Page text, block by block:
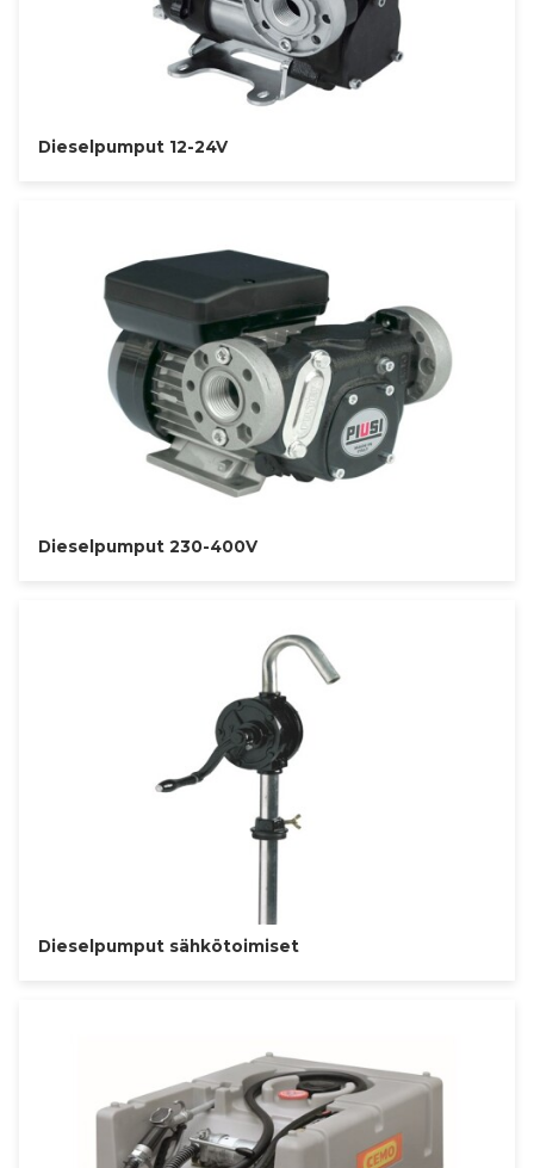
Dieselpumput 12-24V
Dieselpumput 230-400V
Dieselpumput sähkötoimiset